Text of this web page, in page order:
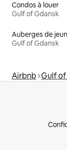
Condos à louer
Gulf of Gdansk
Auberges de
Gulf of Gdansk
Airbnb Gulf